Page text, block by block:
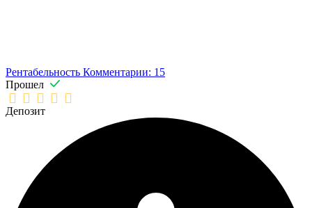
Рентабельность Комментарии: 15
Прошел
Депозит